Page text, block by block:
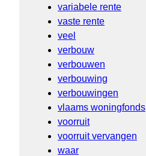
variabele rente
vaste rente
veel
verbouw
verbouwen
verbouwing
verbouwingen
vlaams woningfonds
voorruit
voorruit vervangen
waar